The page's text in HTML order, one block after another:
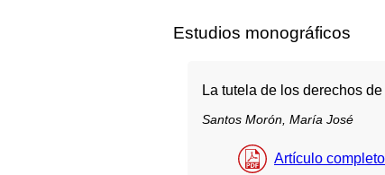
Estudios monográficos
La tutela de los derechos
Santos Morón, María José
Artículo